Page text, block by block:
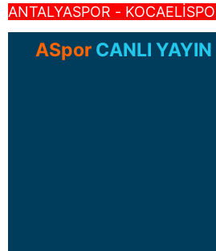
ANTALYASPOR -
ASpor CANLI YAYIN